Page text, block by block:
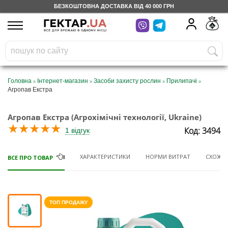
БЕЗКОШТОВНА ДОСТАВКА ВІД 40 000 ГРН
UA
На вашому
бонусному рахунку
грн
Безкоштовно по Україні
Категорії
Щоденник
Відгуки
Головна » Інтернет-магазин » Засоби захисту рослин » Прилипачі »
Агропав Екстра
Агропав Екстра (Агрохімічні технології, Ukraine)
★★★★★ 1 відгук Код: 3494
ВСЕ ПРО ТОВАР ХАРАКТЕРИСТИКИ НОРМИ ВИТРАТ СХОЖІ
ТОП ПРОДАЖУ